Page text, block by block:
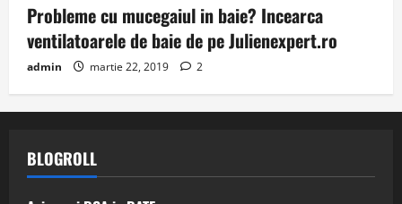
Probleme cu mucegaiul in baie? Incearca
ventilatoarele de baie de pe Julienexpert.ro
admin martie 22, 2019 2
BLOGROLL